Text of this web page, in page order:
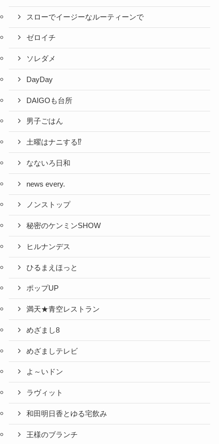
スローでイージーなルーティーンで
ゼロイチ
ソレダメ
DayDay
DAIGOも台所
男子ごはん
土曜はナニする⁉
なないろ日和
news every.
ノンストップ
秘密のケンミンSHOW
ヒルナンデス
ひるまえほっと
ポップUP
満天★青空レストラン
めざまし8
めざましテレビ
よ～いドン
ラヴィット
和田明日香とゆる宅飲み
王様のブランチ